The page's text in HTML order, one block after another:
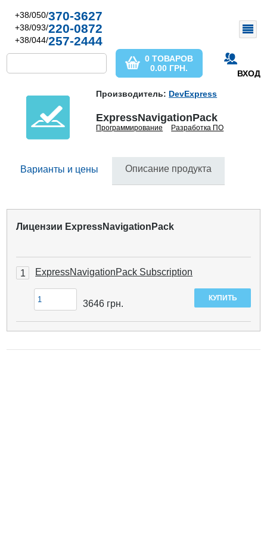
+38/050/370-3627
+38/093/220-0872
+38/044/257-2444
ВХОД
0 ТОВАРОВ
0.00 ГРН.
Производитель: DevExpress
ExpressNavigationPack
Программирование Разработка ПО
Варианты и цены Описание продукта
Лицензии ExpressNavigationPack
1 ExpressNavigationPack Subscription
3646 грн.